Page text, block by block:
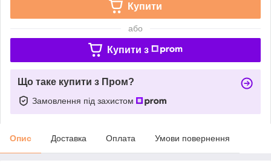
Купити
або
Купити з
Що таке купити з Пром?
Замовлення під захистом
Опис Доставка Оплата Умови повернення